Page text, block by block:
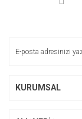
KURUMSAL